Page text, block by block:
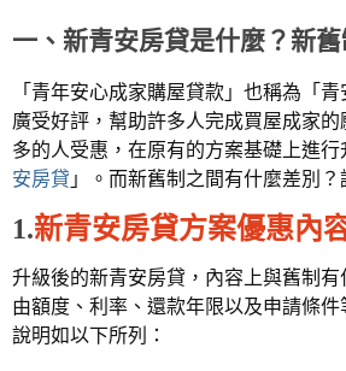
一、新青安房貸是什麼？新
「青年安心成家購屋貸款」也稱為「
廣受好評，幫助許多人完成買屋成家
多的人受惠，在原有的方案基礎上進行
安房貸 」。而新舊制之間有什麼差別？
1.新青安房貸方案優惠內
升級後的新青安房貸，內容上與舊制
由額度、利率、還款年限以及申請條
說明如以下所列：